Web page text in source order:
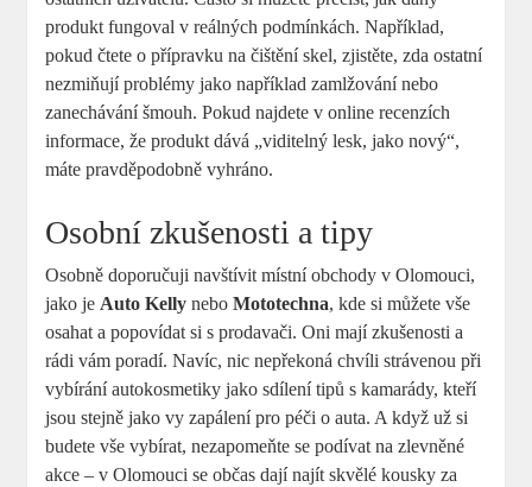
produkt fungoval v reálných podmínkách. Například,
pokud čtete o přípravku na čištění skel, zjistěte, zda ostatní
nezmiňují problémy jako například zamlžování nebo
zanechávání šmouh. Pokud najdete v online recenzích
informace, že produkt dává „viditelný lesk, jako nový“,
máte pravděpodobně vyhráno.
Osobní zkušenosti a tipy
Osobně doporučuji navštívit místní obchody v Olomouci,
jako je Auto Kelly neboMototechna, kde si můžete vše
osahat a popovídat si s prodavači. Oni mají zkušenosti a
rádi vám poradí. Navíc, nic nepřekoná chvíli strávenou při
vybírání autokosmetiky jako sdílení tipů s kamarády, kteří
jsou stejně jako vy zapálení pro péči o auta. A když už si
budete vše vybírat, nezapomeňte se podívat na zlevněné
akce – v Olomouci se občas dají najít skvělé kousky za